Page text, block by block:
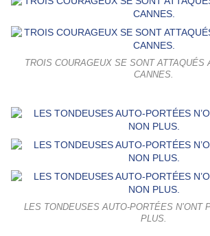
TROIS COURAGEUX SE SONT ATTAQUÉS
CANNES.
LES TONDEUSES AUTO-PORTÉES N’ONT
PLUS.